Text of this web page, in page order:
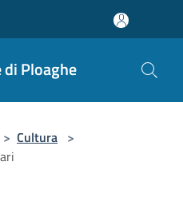
di Ploaghe
> Cultura >